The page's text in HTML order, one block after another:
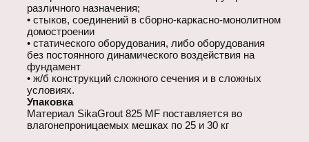
Контакты
Доставка
Прайс
Главная
различного назначения;
стыков, соединений в сборно-каркасно-монолитном
домостроении
статического оборудования, либо оборудования
без постоянного динамического воздействия на
фундамент
ж/б конструкций сложного сечения и в сложных
условиях.
Упаковка
Материал SikaGrout 825 MF поставляется во
влагонепроницаемых мешках по 25 и 30 кг